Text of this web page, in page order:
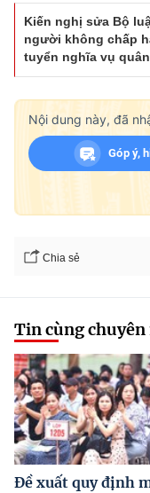
Kiến nghị sửa Bộ
người không chấp
tuyển nghĩa vụ
Nội dung này, đã
Góp ý,
Chia sẻ
Tin cùng chuyên
Đề xuất quy định